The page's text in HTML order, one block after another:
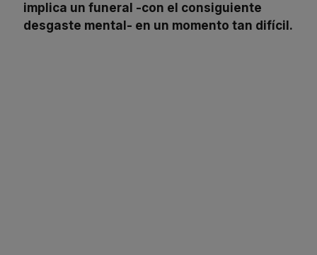
implica un funeral -con el consiguiente
desgaste mental- en un momento tan difícil.